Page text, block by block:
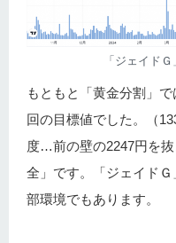
「ジェイド
もともと「黄金分割」
回の目標値でした。（
度…前の壁の2247円を
全」です。「ジェイド
部環境でもあります。